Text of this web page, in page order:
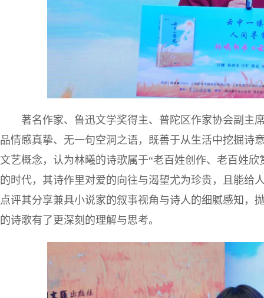
著名作家、鲁迅文学奖得主、普陀区作家协会副主
品情感真挚、无一句空洞之语，既善于从生活中挖掘诗
文艺概念，认为林曦的诗歌属于“老百姓创作、老百姓
的时代，其诗作里对爱的向往与渴望尤为珍贵，且能给
点评其分享兼具小说家的叙事视角与诗人的细腻感知，
的诗歌有了更深刻的理解与思考。